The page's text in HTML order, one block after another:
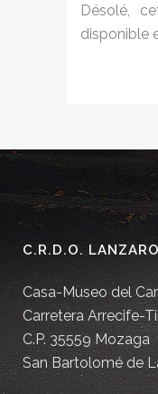
Désolé,
disponible
C.R.D.O.
Casa-Museo del
Carretera Arrecife-
C.P. 35559 Mozaga
San Bartolomé de